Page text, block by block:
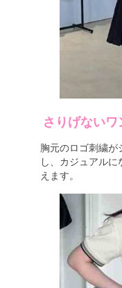
さりげない
胸元のロゴ刺繍が
し、カジュアル
えます。